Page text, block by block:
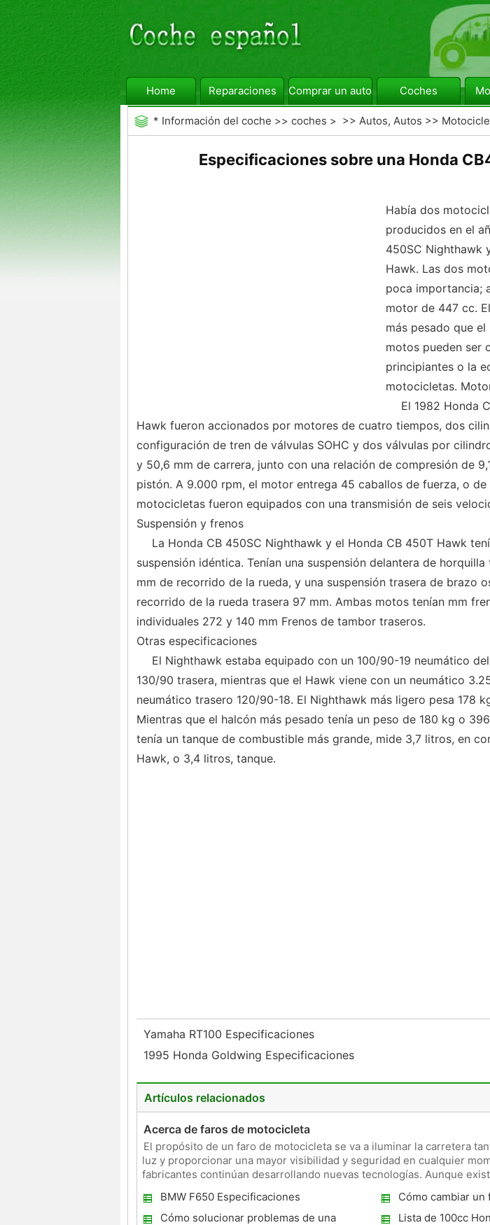
Home Reparaciones Comprar un automóvil Coches
* Información del coche >> coches > >> Autos, Autos >>
Especificaciones sobre una Honda
Había dos
producidos en el
450SC Nighthawk
Hawk. Las dos
poca importancia;
motor de 447 cc.
más pesado que
motos pueden ser
principiantes o la
motocicletas.
El 1982 Honda
Hawk fueron accionados por motores de cuatro tiempos, dos
configuración de tren de válvulas SOHC y dos válvulas por
y 50,6 mm de carrera, junto con una relación de compresión de
pistón. A 9.000 rpm, el motor entrega 45 caballos de fuerza, o
motocicletas fueron equipados con una transmisión de seis
Suspensión y frenos
La Honda CB 450SC Nighthawk y el Honda CB 450T Hawk
suspensión idéntica. Tenían una suspensión delantera de
mm de recorrido de la rueda, y una suspensión trasera de brazo
recorrido de la rueda trasera 97 mm. Ambas motos tenían mm
individuales 272 y 140 mm Frenos de tambor traseros.
Otras especificaciones
El Nighthawk estaba equipado con un 100/90-19 neumático
130/90 trasera, mientras que el Hawk viene con un neumático
neumático trasero 120/90-18. El Nighthawk más ligero pesa 178
Mientras que el halcón más pesado tenía un peso de 180 kg o
tenía un tanque de combustible más grande, mide 3,7 litros, en
Hawk, o 3,4 litros, tanque.
Yamaha RT100 Especificaciones
1995 Honda Goldwing Especificaciones
Artículos relacionados
Acerca de faros de motocicleta
El propósito de un faro de motocicleta se va a iluminar la carretera
luz y proporcionar una mayor visibilidad y seguridad en cualquier
fabricantes continúan desarrollando nuevas tecnologías. Aunque
BMW F650 Especificaciones
Cómo cambiar un
Cómo solucionar problemas de una
Lista de 100cc